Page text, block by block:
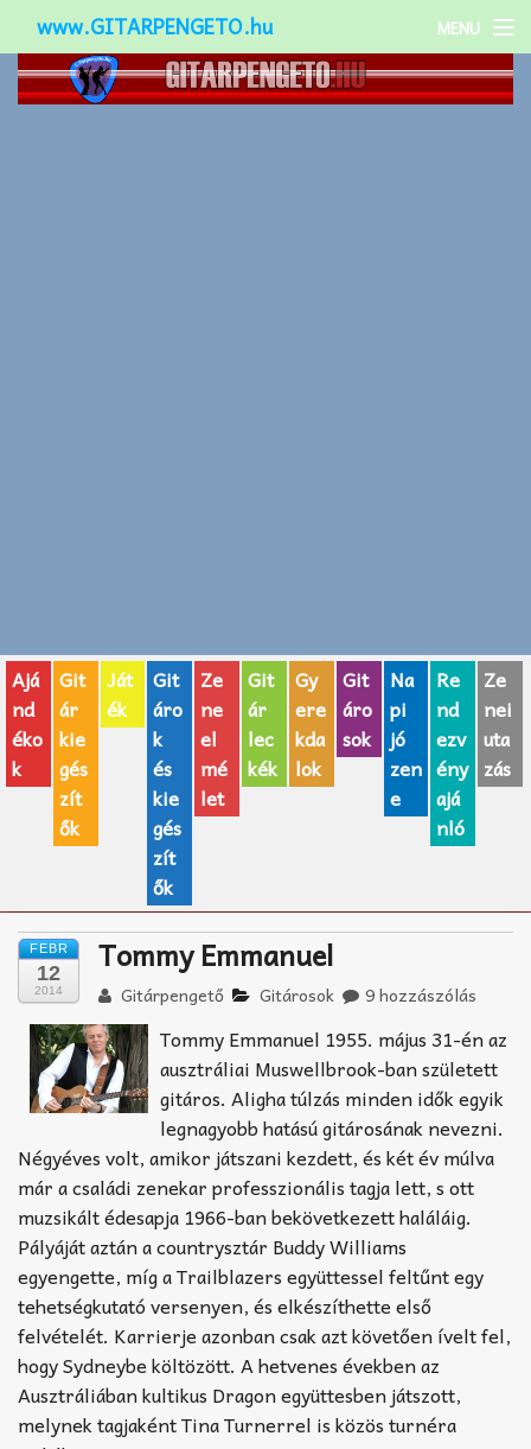
www.GITARPENGETO.hu MENU
Népszerű-
AJÁNDÉK ÖTLETEK
Vicces
GITÁR MÁRKÁK
TOP100 nóta
Zeneiskolák
Zeneszerzés alapjai
Akkord-kotta
TABok
Improvizáció
Ajá
nd
éko
k
Git
ár
kie
gés
zít
ők
Ját
ék
Git
áro
k
és
kie
gés
zít
ők
Ze
ne
el
mé
let
Git
ár
lec
kék
Gy
ere
kda
lok
Git
áro
sok
Na
pi
jó
zen
e
Re
nd
ezv
ény
ajá
nló
Ze
nei
uta
zás
FEBR
12
2014
Tommy Emmanuel
Gitárpengető Gitárosok 9 hozzászólás
Tommy Emmanuel 1955. május 31-én az
ausztráliai Muswellbrook-ban született
gitáros. Aligha túlzás minden idők egyik
legnagyobb hatású gitárosának nevezni.
Négyéves volt, amikor játszani kezdett, és két év múlva
már a családi zenekar professzionális tagja lett, s ott
muzsikált édesapja 1966-ban bekövetkezett haláláig.
Pályáját aztán a countrysztár Buddy Williams
egyengette, míg a Trailblazers együttessel feltűnt egy
tehetségkutató versenyen, és elkészíthette első
felvételét. Karrierje azonban csak azt követően ívelt fel,
hogy Sydneybe költözött. A hetvenes években az
Ausztráliában kultikus Dragon együttesben játszott,
melynek tagjaként Tina Turnerrel is közös turnéra